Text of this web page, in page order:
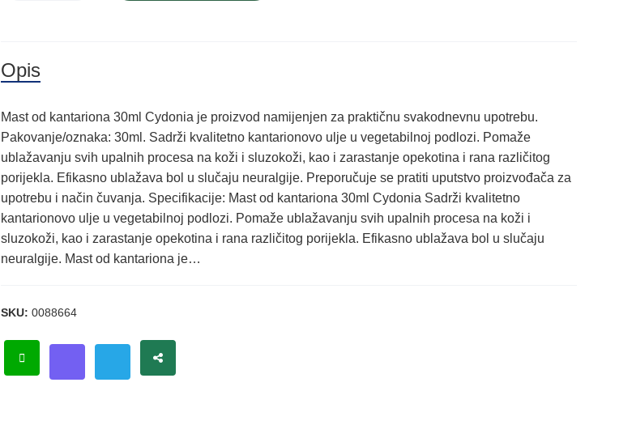
Opis
Mast od kantariona 30ml Cydonia je proizvod namijenjen za praktičnu svakodnevnu upotrebu.
Pakovanje/oznaka: 30ml. Sadrži kvalitetno kantarionovo ulje u vegetabilnoj podlozi. Pomaže
ublažavanju svih upalnih procesa na koži i sluzokoži, kao i zarastanje opekotina i rana različitog
porijekla. Efikasno ublažava bol u slučaju neuralgije. Preporučuje se pratiti uputstvo proizvođača za
upotrebu i način čuvanja. Specifikacije: Mast od kantariona 30ml Cydonia Sadrži kvalitetno
kantarionovo ulje u vegetabilnoj podlozi. Pomaže ublažavanju svih upalnih procesa na koži i
sluzokoži, kao i zarastanje opekotina i rana različitog porijekla. Efikasno ublažava bol u slučaju
neuralgije. Mast od kantariona je…
SKU:0088664